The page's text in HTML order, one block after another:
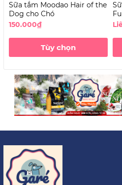
Sữa tắm Moodao Hair of the
Dog cho Chó
150.000₫
Tùy chọn